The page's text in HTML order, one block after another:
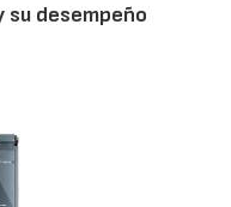
su desempeño